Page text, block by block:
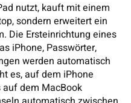
nutzt, kauft mit einem
sondern erweitert ein
Die Ersteinrichtung eines
iPhone, Passwörter,
werden automatisch
es, auf dem iPhone
dem MacBook